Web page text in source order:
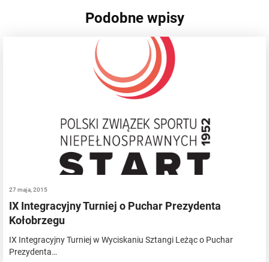
Podobne wpisy
27 maja, 2015
IX Integracyjny Turniej o Puchar Prezydenta
Kołobrzegu
IX Integracyjny Turniej w Wyciskaniu Sztangi Leżąc o Puchar
Prezydenta…